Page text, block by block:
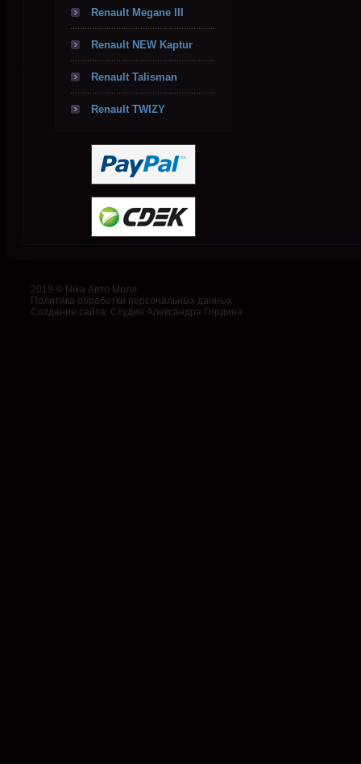
Renault Megane III
Renault NEW Kaptur
Renault Talisman
Renault TWIZY
2019 © Nika Авто Молл
Политика обработки персональных данных
Создание сайта: Студия Александра Гордина